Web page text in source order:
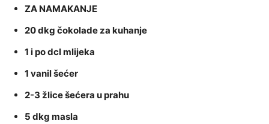
ZA NAMAKANJE
20 dkg čokolade za kuhanje
1 i po dcl mlijeka
1 vanil šećer
2-3 žlice šećera u prahu
5 dkg masla